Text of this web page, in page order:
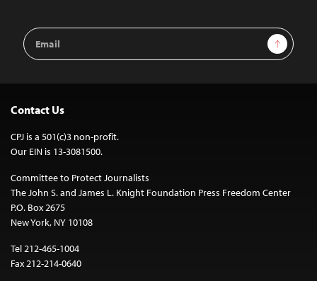
Email
Address
Sign Up
Contact Us
CPJ is a 501(c)3 non-profit.
Our EIN is 13-3081500.
Committee to Protect Journalists
The John S. and James L. Knight Foundation Press Freedom Center
P.O. Box 2675
New York, NY 10108
Tel 212-465-1004
Fax 212-214-0640